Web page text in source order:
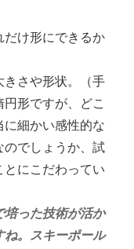
だけ形にできるか
きさや形状。（手
形ですが、どこ
に細かい感性的な
のでしょうか、試
にこだわってい
った技術が活か
ね。スキーポール